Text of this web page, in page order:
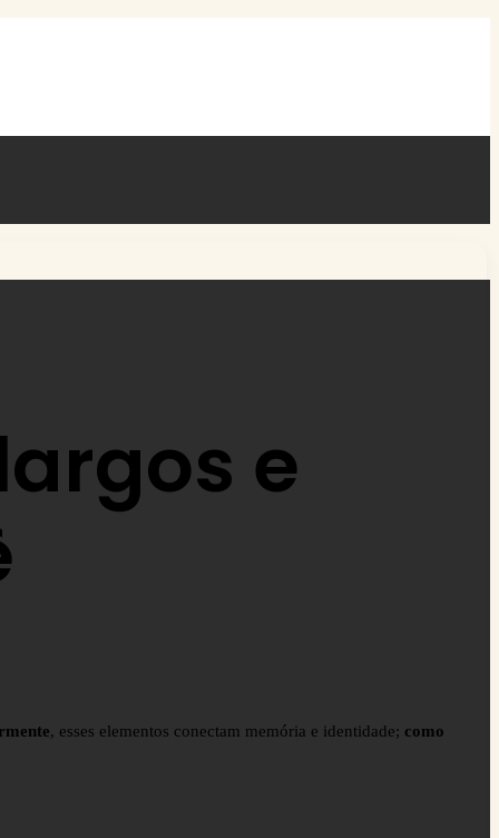
e
, esses elementos conectam memória e identidade; como